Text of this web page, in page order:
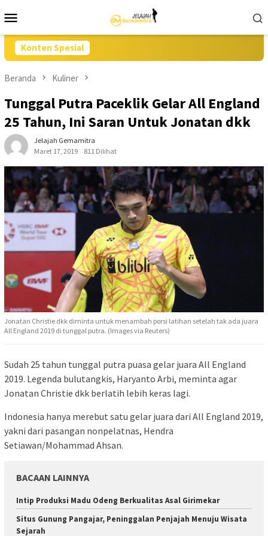
ke
Mobile
Konten Spesial
Beranda Kuliner
Tunggal Putra Paceklik Gelar All England
25 Tahun, Ini Saran Untuk Jonatan dkk
Jelajah Gemamitra
Maret 17, 2019
811 Dilihat
Jonatan Christie dkk diminta untuk menambah porsi latihan setelah tak ada juara
All England 2019 di tunggal putra. (Images via Reuters)
Sudah 25 tahun tunggal putra puasa gelar juara All England
2019. Legenda bulutangkis, Haryanto Arbi, meminta agar
Jonatan Christie dkk berlatih lebih keras lagi.
Indonesia hanya merebut satu gelar juara dari All England 2019,
yakni dari pasangan nonpelatnas, Hendra
Setiawan/Mohammad Ahsan.
BACAAN LAINNYA
Intip Produksi Madu Odeng Berkualitas Asal Girimekar
Situs Gunung Pangajar, Peninggalan Penjajah Menuju Wisata
Sejarah